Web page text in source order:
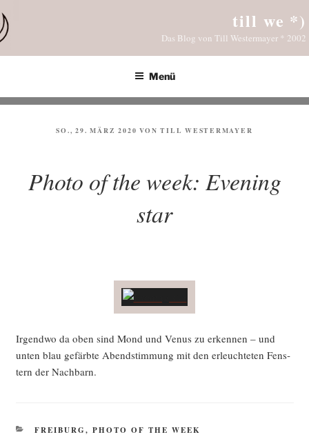
Inhalt
springen
till we *)
Das Blog von Till Westermayer * 2002
Menü
VERÖFFENTLICHT
SO., 29. MÄRZ 2020 VONTILL WESTERMAYER
Photo of the week: Evening
star
Irgend­wo da oben sind Mond und Venus zu erken­nen – und
unten blau gefärb­te Abend­stim­mung mit den erleuch­te­ten Fens­
tern der Nachbarn.
KATEGORIEN
FREIBURG, PHOTO OF THE WEEK